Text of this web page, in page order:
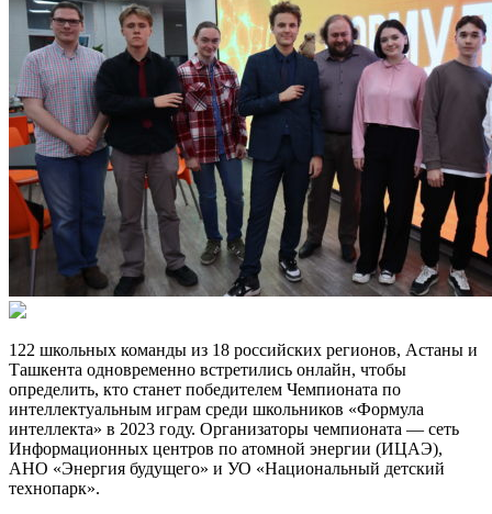
122 школьных команды из 18 российских регионов, Астаны и
Ташкента одновременно встретились онлайн, чтобы
определить, кто станет победителем Чемпионата по
интеллектуальным играм среди школьников «Формула
интеллекта» в 2023 году. Организаторы чемпионата — сеть
Информационных центров по атомной энергии (ИЦАЭ),
АНО «Энергия будущего» и УО «Национальный детский
технопарк».